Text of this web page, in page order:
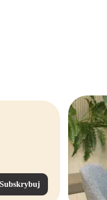
Subskrybuj